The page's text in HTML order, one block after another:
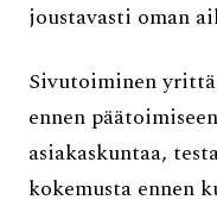
joustavasti oman
Sivutoiminen
ennen
asiakaskuntaa,
kokemusta ennen